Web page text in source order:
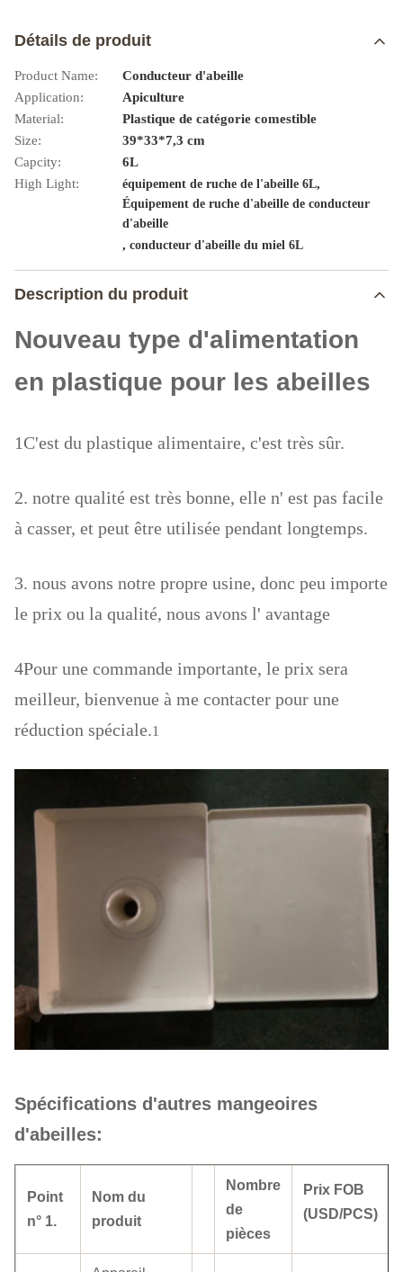
Détails de produit
Product Name:
Conducteur d'abeille
Application:
Apiculture
Material:
Plastique de catégorie comestible
Size:
39*33*7,3 cm
Capcity:
6L
High Light:
équipement de ruche de l'abeille 6L,
Équipement de ruche d'abeille de conducteur
d'abeille
, conducteur d'abeille du miel 6L
Description du produit
Nouveau type d'alimentation
en plastique pour les abeilles
1C'est du plastique alimentaire, c'est très sûr.
2. notre qualité est très bonne, elle n' est pas facile
à casser, et peut être utilisée pendant longtemps.
3. nous avons notre propre usine, donc peu importe
le prix ou la qualité, nous avons l' avantage
4Pour une commande importante, le prix sera
meilleur, bienvenue à me contacter pour une
réduction spéciale.1
Spécifications d'autres mangeoires
d'abeilles:
Point
n° 1.
Nom du
produit
Nombre
de
pièces
Prix FOB
(USD/PCS)